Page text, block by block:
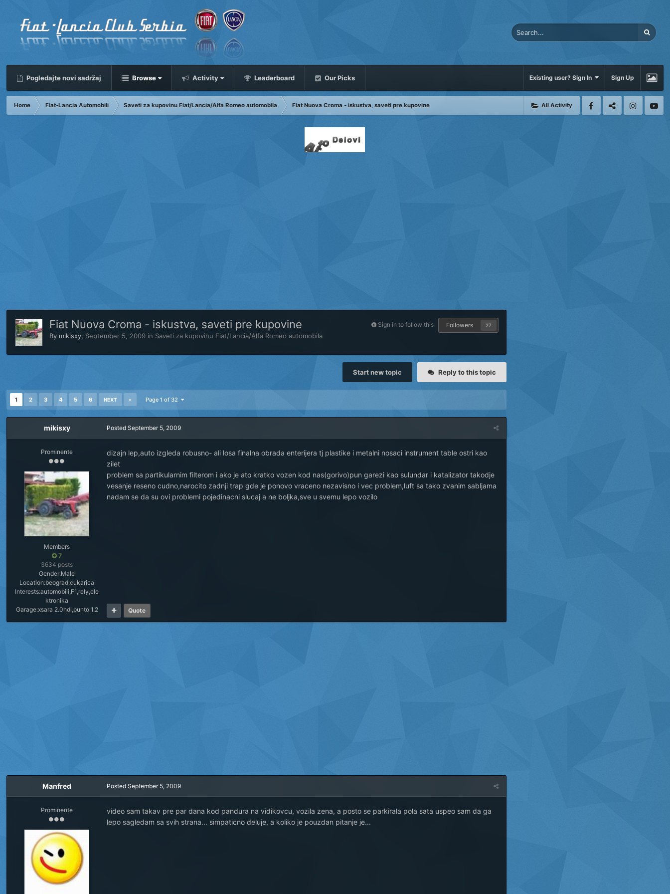
Pogledajte novi sadržaj Browse Activity Leaderboard Our Picks Existing user? Sign In Sign Up
All Activity
Home Fiat-Lancia Automobili Saveti za kupovinu Fiat/Lancia/Alfa Romeo automobila Fiat Nuova Croma - iskustva, saveti pre kupovine
Sign in to follow this Followers 27
Fiat Nuova Croma - iskustva, saveti pre kupovine
By mikisxy, September 5, 2009 in Saveti za kupovinu Fiat/Lancia/Alfa Romeo automobila
Reply to this topic
Start new topic
1 2 3 4 5 6 NEXT Page 1 of 32
mikisxy
Prominente
Members
7
3634 posts
Gender:Male
Location:beograd,cukarica
Interests:automobili,F1,rely,ele
ktronika
Garage:xsara 2.0hdi,punto 1.2
PostedSeptember 5, 2009
dizajn lep,auto izgleda robusno- ali losa finalna obrada enterijera tj plastike i metalni nosaci instrument table ostri kao
zilet
problem sa partikularnim filterom i ako je ato kratko vozen kod nas(gorivo)pun garezi kao sulundar i katalizator takodje
vesanje reseno cudno,narocito zadnji trap gde je ponovo vraceno nezavisno i vec problem,luft sa tako zvanim sabljama
nadam se da su ovi problemi pojedinacni slucaj a ne boljka,sve u svemu lepo vozilo
Quote
Manfred
Prominente
PostedSeptember 5, 2009
video sam takav pre par dana kod pandura na vidikovcu, vozila zena, a posto se parkirala pola sata uspeo sam da ga
lepo sagledam sa svih strana... simpaticno deluje, a koliko je pouzdan pitanje je...